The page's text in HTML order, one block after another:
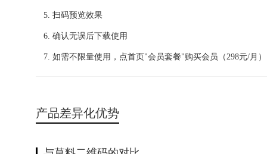
扫码预览效果
确认无误后下载使用
如需不限量使用，点首页"会员套餐"购买会员（298元/月）
产品差异化优势